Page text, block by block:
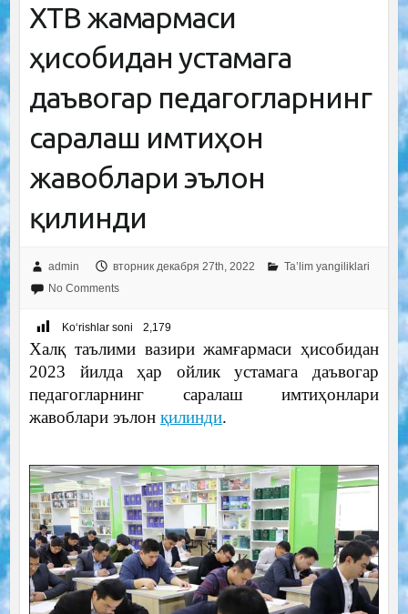
ХТВ жамғармаси
ҳисобидан устамага
даъвогар педагогларнинг
саралаш имтиҳон
жавоблари эълон
қилинди
admin вторник декабря 27th, 2022
Ta’lim yangiliklari
No Comments
Ko‘rishlar soni 2,179
Халқ таълими вазири жамғармаси ҳисобидан
2023 йилда ҳар ойлик устамага даъвогар
педагогларнинг саралаш имтиҳонлари
жавоблари эълон қилинди.